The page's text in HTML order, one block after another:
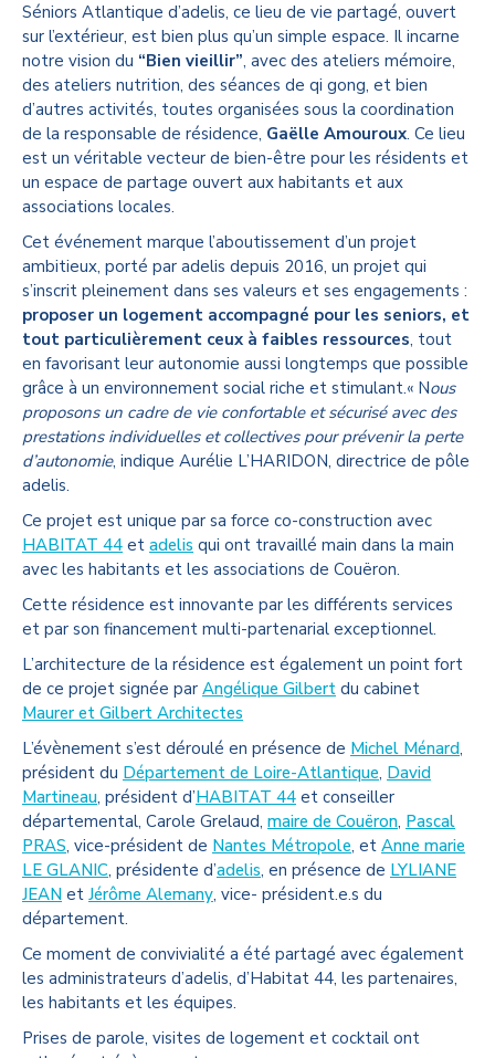
Séniors Atlantique d’adelis, ce lieu de vie partagé, ouvert
sur l’extérieur, est bien plus qu’un simple espace. Il incarne
notre vision du “Bien vieillir”, avec des ateliers mémoire,
des ateliers nutrition, des séances de qi gong, et bien
d’autres activités, toutes organisées sous la coordination
de la responsable de résidence, Gaëlle Amouroux. Ce lieu
est un véritable vecteur de bien-être pour les résidents et
un espace de partage ouvert aux habitants et aux
associations locales.
Cet événement marque l’aboutissement d’un projet
ambitieux, porté par adelis depuis 2016, un projet qui
s’inscrit pleinement dans ses valeurs et ses engagements :
proposer un logement accompagné pour les seniors, et
tout particulièrement ceux à faibles ressources, tout
en favorisant leur autonomie aussi longtemps que possible
grâce à un environnement social riche et stimulant.« Nous
proposons un cadre de vie confortable et sécurisé avec des
prestations individuelles et collectives pour prévenir la perte
d’autonomie, indique Aurélie L’HARIDON, directrice de pôle
adelis.
Ce projet est unique par sa force co-construction avec
HABITAT 44 et adelis qui ont travaillé main dans la main
avec les habitants et les associations de Couëron.
Cette résidence est innovante par les différents services
et par son financement multi-partenarial exceptionnel.
L’architecture de la résidence est également un point fort
de ce projet signée par Angélique Gilbert du cabinet
Maurer et Gilbert Architectes
L’évènement s’est déroulé en présence de Michel Ménard,
président du Département de Loire-Atlantique, David
Martineau, président d’HABITAT 44 et conseiller
départemental, Carole Grelaud, maire de Couëron, Pascal
PRAS, vice-président de Nantes Métropole, et Anne marie
LE GLANIC, présidente d’adelis, en présence de LYLIANE
JEAN et Jérôme Alemany, vice- président.e.s du
département.
Ce moment de convivialité a été partagé avec également
les administrateurs d’adelis, d’Habitat 44, les partenaires,
les habitants et les équipes.
Prises de parole, visites de logement et cocktail ont